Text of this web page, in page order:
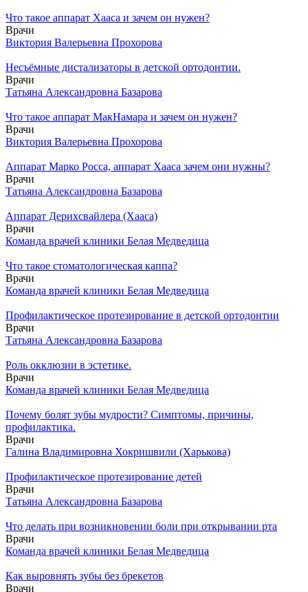
Что такое аппарат Хааса и зачем он нужен?
Врачи
Виктория Валерьевна Прохорова
Несъёмные дистализаторы в детской ортодонтии.
Врачи
Татьяна Александровна Базарова
Что такое аппарат МакНамара и зачем он нужен?
Врачи
Виктория Валерьевна Прохорова
Аппарат Марко Росса, аппарат Хааса зачем они нужны?
Врачи
Татьяна Александровна Базарова
Аппарат Дерихсвайлера (Хааса)
Врачи
Команда врачей клиники Белая Медведица
Что такое стоматологическая каппа?
Врачи
Команда врачей клиники Белая Медведица
Профилактическое протезирование в детской ортодонтии
Врачи
Татьяна Александровна Базарова
Роль окклюзии в эстетике.
Врачи
Команда врачей клиники Белая Медведица
Почему болят зубы мудрости? Симптомы, причины,
профилактика.
Врачи
Галина Владимировна Хокришвили (Харькова)
Профилактическое протезирование детей
Врачи
Татьяна Александровна Базарова
Что делать при возникновении боли при открывании рта
Врачи
Команда врачей клиники Белая Медведица
Как выровнять зубы без брекетов
Врачи